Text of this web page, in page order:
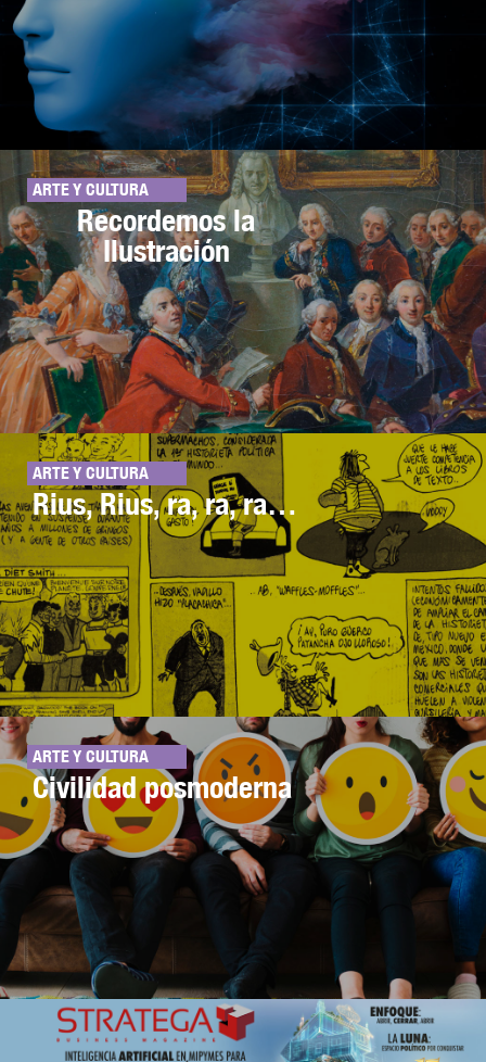
ARTE Y CULTURA
Recordemos la
Ilustración
ARTE Y CULTURA
Rius, Rius, ra, ra, ra…
ARTE Y CULTURA
Civilidad posmoderna